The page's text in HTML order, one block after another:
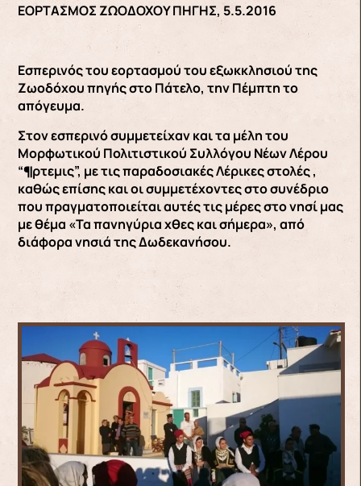
ΕΟΡΤΑΣΜΟΣ ΖΩΟΔΟΧΟΥ ΠΗΓΗΣ, 5.5.2016
Εσπερινός του εορτασμού του εξωκκλησιού της
Ζωοδόχου πηγής στο Πάτελο, την Πέμπτη το
απόγευμα.
Στον εσπερινό συμμετείχαν και τα μέλη του
Μορφωτικού Πολιτιστικού Συλλόγου Νέων Λέρου
“¶ρτεμις”, με τις παραδοσιακές Λέρικες στολές ,
καθώς επίσης και οι συμμετέχοντες στο συνέδριο
που πραγματοποιείται αυτές τις μέρες στο νησί μας
με θέμα «Τα πανηγύρια χθες και σήμερα», από
διάφορα νησιά της Δωδεκανήσου.